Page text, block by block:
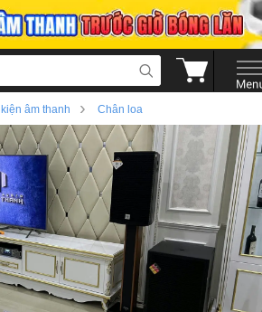
kiện âm thanh › Chân loa